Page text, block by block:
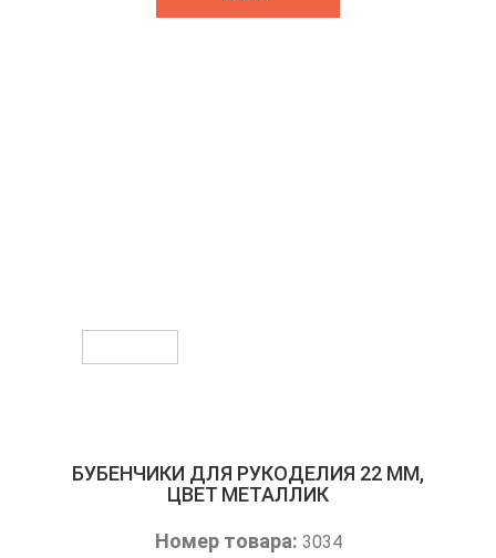
БУБЕНЧИКИ ДЛЯ РУКОДЕЛИЯ 22 ММ,
ЦВЕТ МЕТАЛЛИК
Номер товара: 3034